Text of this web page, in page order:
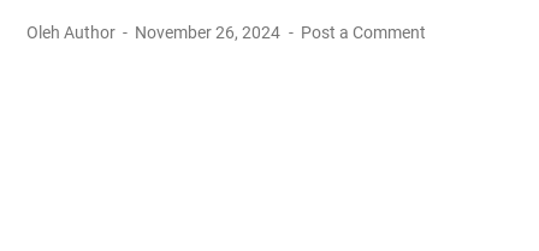
Oleh Author November 26, 2024 Post a Comment